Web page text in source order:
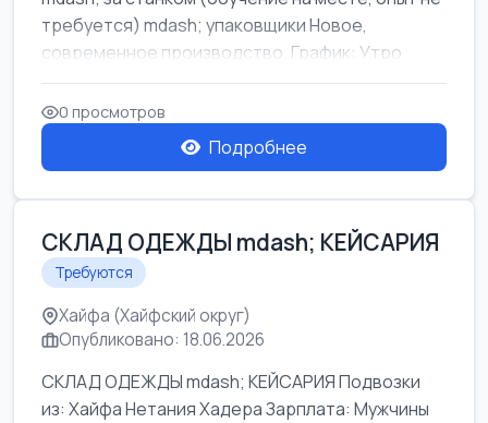
требуется) mdash; упаковщики Новое,
современное производство. График: Утро
mda...
0 просмотров
Подробнее
СКЛАД ОДЕЖДЫ mdash; КЕЙСАРИЯ
Требуются
Хайфа (Хайфский округ)
Опубликовано: 18.06.2026
СКЛАД ОДЕЖДЫ mdash; КЕЙСАРИЯ Подвозки
из: Хайфа Нетания Хадера Зарплата: Мужчины